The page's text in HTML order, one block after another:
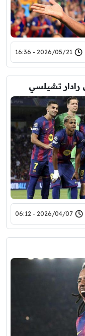
2026/05/21 - 16:36
تشيلسي
2026/04/07 - 06:12